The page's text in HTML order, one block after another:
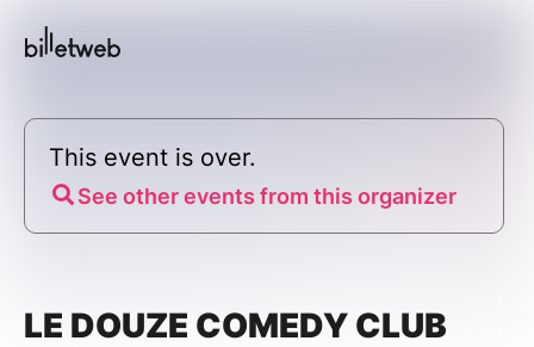
This event is over.
See other events from this organizer
LE DOUZE COMEDY CLUB